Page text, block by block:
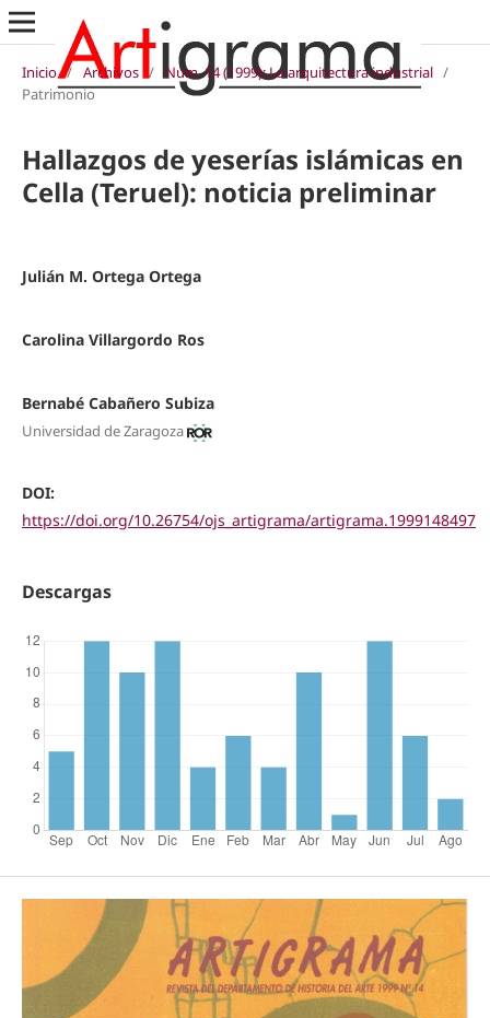
Inicio / Archivos / Núm. 14 (1999): La arquitectura industrial /
Patrimonio
Hallazgos de yeserías islámicas en
Cella (Teruel): noticia preliminar
Julián M. Ortega Ortega
Carolina Villargordo Ros
Bernabé Cabañero Subiza
Universidad de Zaragoza
DOI:
https://doi.org/10.26754/ojs_artigrama/artigrama.1999148497
Descargas